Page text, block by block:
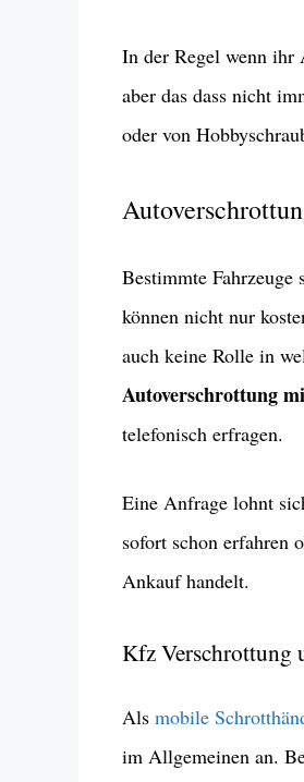
In der Regel wenn ihr
aber das dass nicht
oder von
Bestimmte Fahrzeuge
können nicht nur
auch keine Rolle in
Autoverschrottung
telefonisch erfragen.
Eine Anfrage lohnt
sofort schon erfahren
Ankauf handelt.
Kfz Verschrottung
Als mobile
im Allgemeinen an.